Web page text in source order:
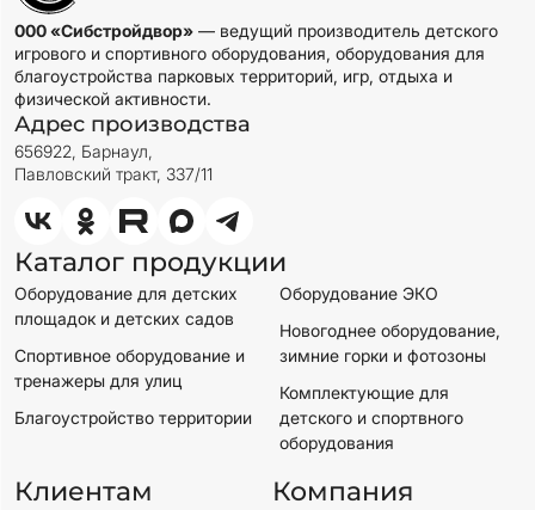
000 «Сибстройдвор» — ведущий производитель детского
игрового и спортивного оборудования, оборудования для
благоустройства парковых территорий, игр, отдыха и
физической активности.
Адрес производства
656922, Барнаул,
Павловский тракт, 337/11
Каталог продукции
Оборудование для детских
площадок и детских садов
Спортивное оборудование и
тренажеры для улиц
Благоустройство территории
Оборудование ЭКО
Новогоднее оборудование,
зимние горки и фотозоны
Комплектующие для
детского и спортвного
оборудования
Клиентам Компания